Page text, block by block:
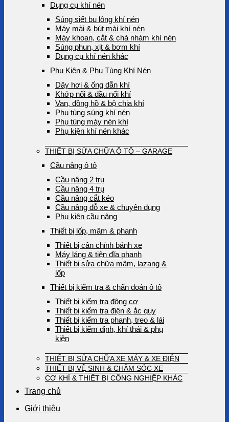
Dụng cụ khí nén
Súng siết bu lông khí nén
Máy mài & bút mài khí nén
Máy khoan, cắt & chà nhám khí nén
Súng phun, xịt & bơm khí
Dụng cụ khí nén khác
Phụ Kiện & Phụ Tùng Khí Nén
Dây hơi & ống dẫn khí
Khớp nối & đầu nối khí
Van, đồng hồ & bộ chia khí
Phụ tùng súng khí nén
Phụ tùng máy nén khí
Phụ kiện khí nén khác
THIẾT BỊ SỬA CHỮA Ô TÔ – GARAGE
Cầu nâng ô tô
Cầu nâng 2 trụ
Cầu nâng 4 trụ
Cầu nâng cắt kéo
Cầu nâng đỗ xe & chuyên dụng
Phụ kiện cầu nâng
Thiết bị lốp, mâm & phanh
Thiết bị cân chỉnh bánh xe
Máy láng & tiện đĩa phanh
Thiết bị sửa chữa mâm, lazang &
lốp
Thiết bị kiểm tra & chẩn đoán ô tô
Thiết bị kiểm tra động cơ
Thiết bị kiểm tra điện & ắc quy
Thiết bị kiểm tra phanh, treo & lái
Thiết bị kiểm định, khí thải & phụ
kiện
THIẾT BỊ SỬA CHỮA XE MÁY & XE ĐIỆN
THIẾT BỊ VỆ SINH & CHĂM SÓC XE
CƠ KHÍ & THIẾT BỊ CÔNG NGHIỆP KHÁC
Trang chủ
Giới thiệu